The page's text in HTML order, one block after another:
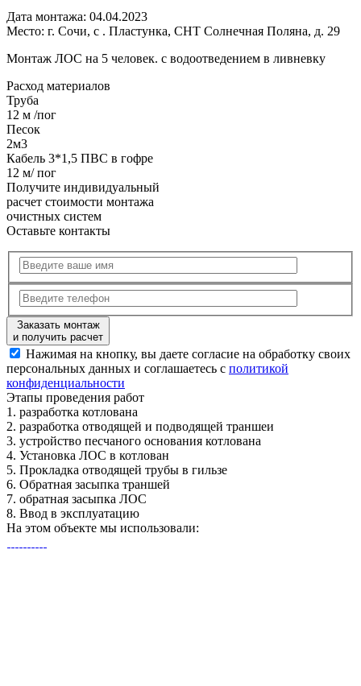
Дата монтажа: 04.04.2023
Место: г. Сочи, с . Пластунка, СНТ Солнечная Поляна, д. 29
Монтаж ЛОС на 5 человек. с водоотведением в ливневку
Расход материалов
Труба
12 м /пог
Песок
2м3
Кабель 3*1,5 ПВС в гофре
12 м/ пог
Получите индивидуальный
расчет стоимости монтажа
очистных систем
Оставьте контакты
Заказать монтаж
и получить расчет
Нажимая на кнопку, вы даете согласие на обработку своих
персональных данных и соглашаетесь с политикой
конфиденциальности
Этапы проведения работ
1. разработка котлована
2. разработка отводящей и подводящей траншеи
3. устройство песчаного основания котлована
4. Установка ЛОС в котлован
5. Прокладка отводящей трубы в гильзе
6. Обратная засыпка траншей
7. обратная засыпка ЛОС
8. Ввод в эксплуатацию
На этом объекте мы использовали: